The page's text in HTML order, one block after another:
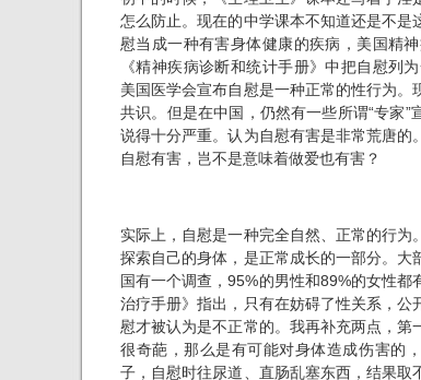
怎么防止。现在的中学课本不知道还是不是
慰当成一种有害身体健康的疾病，美国精
《精神疾病诊断和统计手册》中把自慰列
美国医学会宣布自慰是一种正常的性行为。
共识。但是在中国，仍然有一些所谓“专家”
说得十分严重。认为自慰有害是非常荒唐的
自慰有害，岂不是意味着做爱也有害？
实际上，自慰是一种完全自然、正常的行为
探索自己的身体，是正常成长的一部分。大
国有一个调查，95%的男性和89%的女性都
治疗手册》指出，只有在妨碍了性关系，公
慰才被认为是不正常的。我再补充两点，第
很奇葩，那么是有可能对身体造成伤害的
子，自慰时往尿道、直肠乱塞东西，结果取